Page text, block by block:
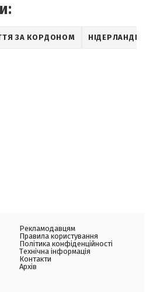
ЗА КОРДОНОМ НІДЕРЛАНДИ
Рекламодавцям
Правила користування
Політика конфіденційності
Технічна інформація
Контакти
Архів